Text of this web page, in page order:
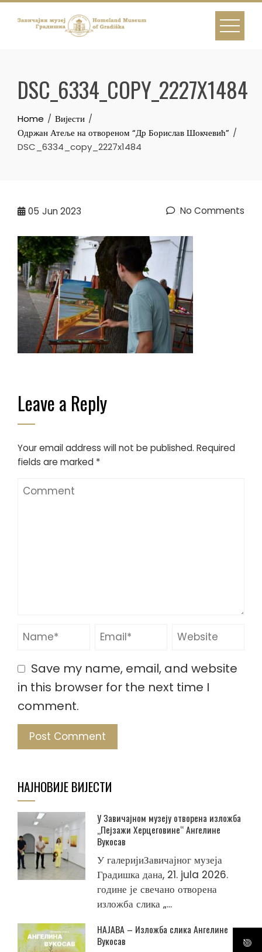
Skip
DSC_6334_COPY_2227X1484
Home
Вијести
Одржан Атеље на отвореном “Др Борислав Шокчевић”
DSC_6334_copy_2227x1484
05 Jun 2023 No Comments
Leave a Reply
Your email address will not be published. Required
fields are marked *
Save my name, email, and website
in this browser for the next time I
comment.
НАЈНОВИЈЕ ВИЈЕСТИ
У Завичајном музеју отворена изложба
„Пејзажи Херцеговине“ Ангелине
Вукосав
У галеријиЗавичајног музеја
Градишка дана, 21. jula 2026.
године је свечано отворена
изложба слика „...
НАЈАВА – Изложба слика Ангелине
Вукосав